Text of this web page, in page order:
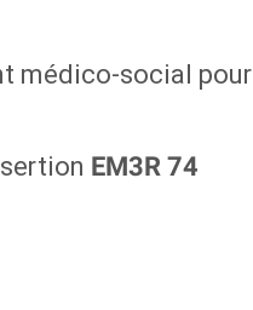
médico-social pour
EM3R 74